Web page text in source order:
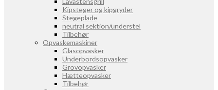
Kipsteger og kipgryder
Stegeplade
neutral sektion/understel
Tilbehør
Opvaskemaskiner
Glasopvasker
Underbordsopvasker
Grovopvasker
Hætteopvasker
Tilbehør